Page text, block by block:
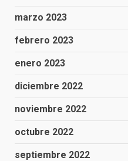
marzo 2023
febrero 2023
enero 2023
diciembre 2022
noviembre 2022
octubre 2022
septiembre 2022